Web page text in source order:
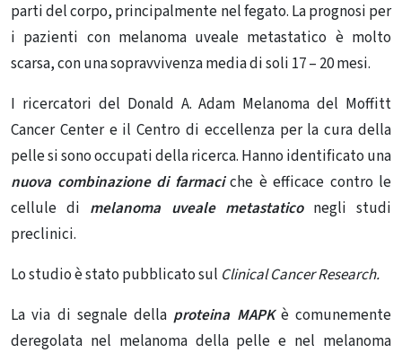
parti del corpo, principalmente nel fegato. La prognosi per
i pazienti con melanoma uveale metastatico è molto
scarsa, con una sopravvivenza media di soli 17 – 20 mesi.
I ricercatori del Donald A. Adam Melanoma del Moffitt
Cancer Center e il Centro di eccellenza per la cura della
pelle si sono occupati della ricerca. Hanno identificato una
nuova combinazione di farmaciche è efficace contro le
cellule di melanoma uveale metastatico negli studi
preclinici.
Lo studio è stato pubblicato sul Clinical Cancer Research.
La via di segnale della proteina MAPKè comunemente
deregolata nel melanoma della pelle e nel melanoma